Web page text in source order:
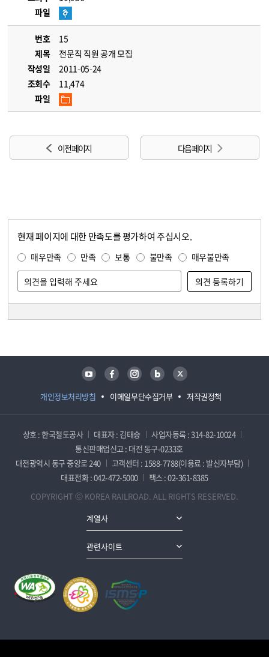
파일
번호
15
제목
전문직 직원 공개 모집
작성일
2011-05-24
조회수
11,474
파일
이전 페이지 다음 페이지
현재 페이지에 대한 만족도를 평가하여 주십시오.
매우만족 만족 보통 불만족 매우불만족
개인정보처리방침 이메일무단수집거부 저작권정책
유튜브 페이스북 인스타그램 블로그 트위터
상호 : 한국철도공사 대표자 : 김태승
사업자등록 : 314-82-10024
통신판매업신고 : 대전 동구-0233호
대전광역시 동구 중앙로 240
고객센터 : 1588-7788(이용료 : 발신자부담)
대표전화 : 042-472-5000
팩스 : 02-361-8385
COPYRIGHT ⓒ KOREA RAILROAD. ALL RIGHTS RESERVED.
계열사
관련사이트